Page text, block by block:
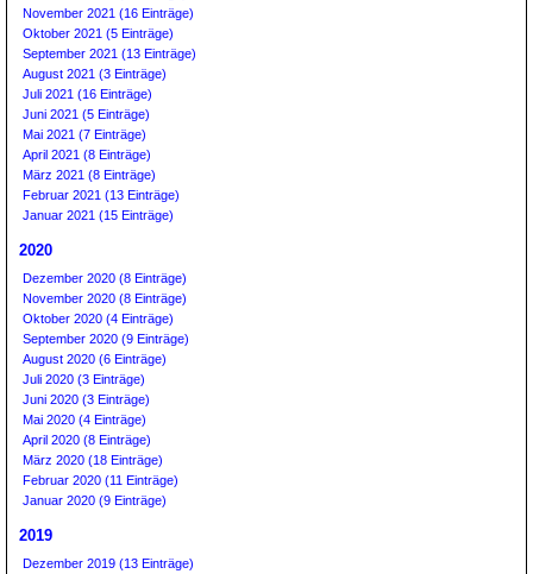
November 2021 (16 Einträge)
Oktober 2021 (5 Einträge)
September 2021 (13 Einträge)
August 2021 (3 Einträge)
Juli 2021 (16 Einträge)
Juni 2021 (5 Einträge)
Mai 2021 (7 Einträge)
April 2021 (8 Einträge)
März 2021 (8 Einträge)
Februar 2021 (13 Einträge)
Januar 2021 (15 Einträge)
2020
Dezember 2020 (8 Einträge)
November 2020 (8 Einträge)
Oktober 2020 (4 Einträge)
September 2020 (9 Einträge)
August 2020 (6 Einträge)
Juli 2020 (3 Einträge)
Juni 2020 (3 Einträge)
Mai 2020 (4 Einträge)
April 2020 (8 Einträge)
März 2020 (18 Einträge)
Februar 2020 (11 Einträge)
Januar 2020 (9 Einträge)
2019
Dezember 2019 (13 Einträge)